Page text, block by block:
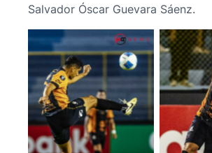
Salvador Óscar Guevara Sáenz.
No Caption No